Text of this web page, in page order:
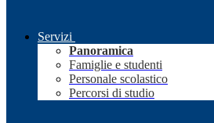
Servizi
Panoramica
Famiglie e studenti
Personale scolastico
Percorsi di studio